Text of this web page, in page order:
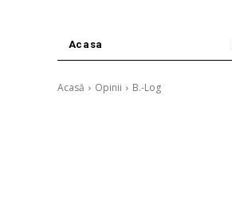
Acasa
Acasă Opinii B.-Log